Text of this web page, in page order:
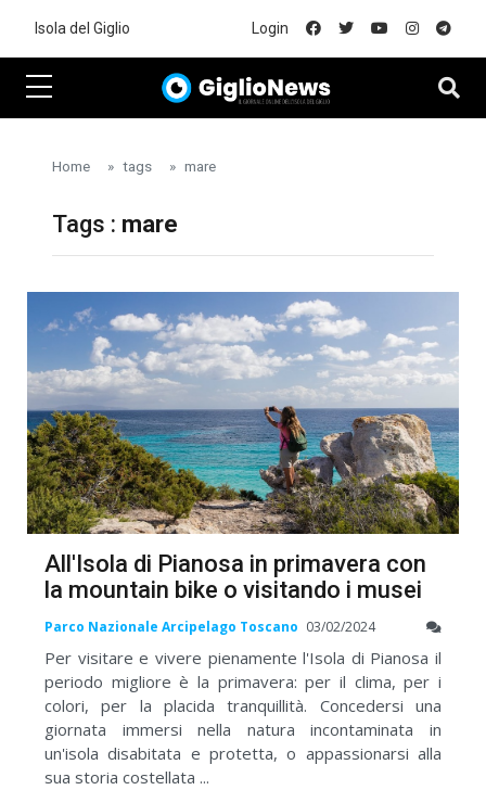
Isola del Giglio Login
Home tags mare
Tags : mare
All'Isola di Pianosa in primavera con
la mountain bike o visitando i musei
Parco Nazionale Arcipelago Toscano 03/02/2024
Per visitare e vivere pienamente l'Isola di Pianosa il
periodo migliore è la primavera: per il clima, per i
colori, per la placida tranquillità. Concedersi una
giornata immersi nella natura incontaminata in
un'isola disabitata e protetta, o appassionarsi alla
sua storia costellata ...